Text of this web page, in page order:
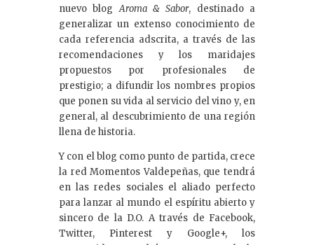
nuevo blogAroma & Sabor, destinado a
generalizar un extenso conocimiento de
cada referencia adscrita, a través de las
recomendaciones y los maridajes
propuestos por profesionales de
prestigio; a difundir los nombres propios
que ponen su vida al servicio del vino y, en
general, al descubrimiento de una región
llena de historia.
Y con el blog como punto de partida, crece
la red Momentos Valdepeñas, que tendrá
en las redes sociales el aliado perfecto
para lanzar al mundo el espíritu abierto y
sincero de la D.O. A través de Facebook,
Twitter, Pinterest y Google+, los